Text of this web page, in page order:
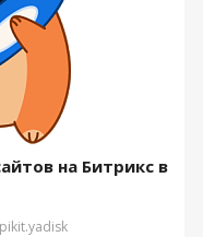
на Битрикс в